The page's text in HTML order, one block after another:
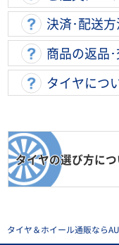
決済･配送
商品の返品
タイヤにつ
タイヤの選び方に
タイヤ＆ホイール通販なら